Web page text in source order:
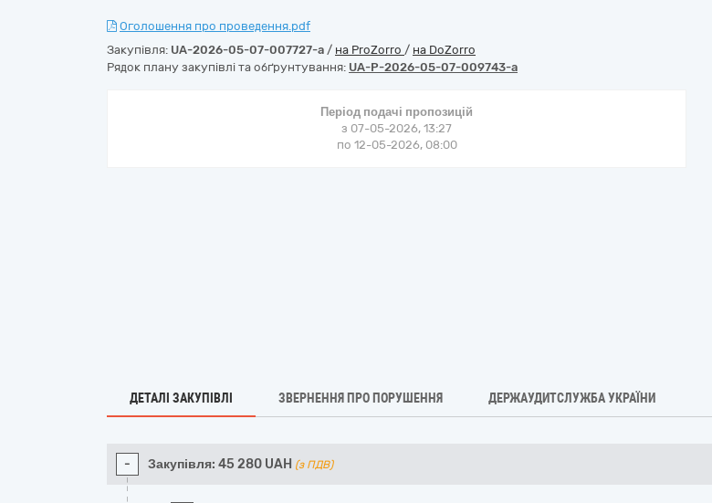
Оголошення про проведення.pdf
Закупівля: UA-2026-05-07-007727-a / на ProZorro / на DoZorro
Рядок плану закупівлі та обґрунтування: UA-P-2026-05-07-009743-a
Період подачі пропозицій
з 07-05-2026, 13:27
по 12-05-2026, 08:00
ДЕТАЛІ ЗАКУПІВЛІ ЗВЕРНЕННЯ ПРО ПОРУШЕННЯ ДЕРЖАУДИТСЛУЖБА УКРАЇНИ
- Закупівля: 45 280 UAH (з ПДВ)